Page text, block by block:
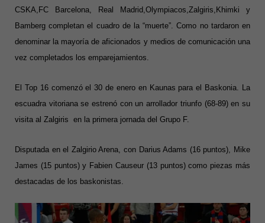
CSKA,FC Barcelona, Real Madrid,Olympiacos,Zalgiris,Khimki y
Bamberg completan el cuadro de la “muerte”. Como no tardaron en
denominar la mayoría de aficionados y medios de comunicación una
vez completados los emparejamientos.
El Top 16 comenzó el 30 de enero en Kaunas para el Baskonia. La
escuadra vitoriana se estrenó con un arrollador triunfo (68-89) en su
visita al Zalgiris en la primera jornada del Grupo F.
Disputada en el Zalgirio Arena, con Darius Adams (16 puntos), Mike
James (15 puntos) y Fabien Causeur (13 puntos) como piezas más
destacadas de los baskonistas.